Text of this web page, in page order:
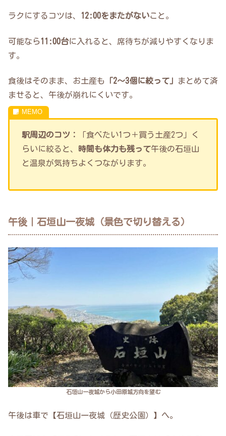
ラクにするコツは、 12:00をまたがないこと。
可能なら11:00台に入れると、席待ちが減りやすくなりま
す。
食後はそのまま、お土産も 「2〜3個に絞って」
まとめて済
ませると、午後が崩れにくいです。
駅周辺のコツ：
「食べたい1つ＋買う土産2つ」く
らいに絞ると、
時間も体力も残って午後の石垣山
と温泉が気持ちよくつながります。
午後｜石垣山一夜城（景色で切り替える）
石垣山一夜城から小田原城方向を望む
午後は車で【石垣山一夜城（歴史公園）】へ。